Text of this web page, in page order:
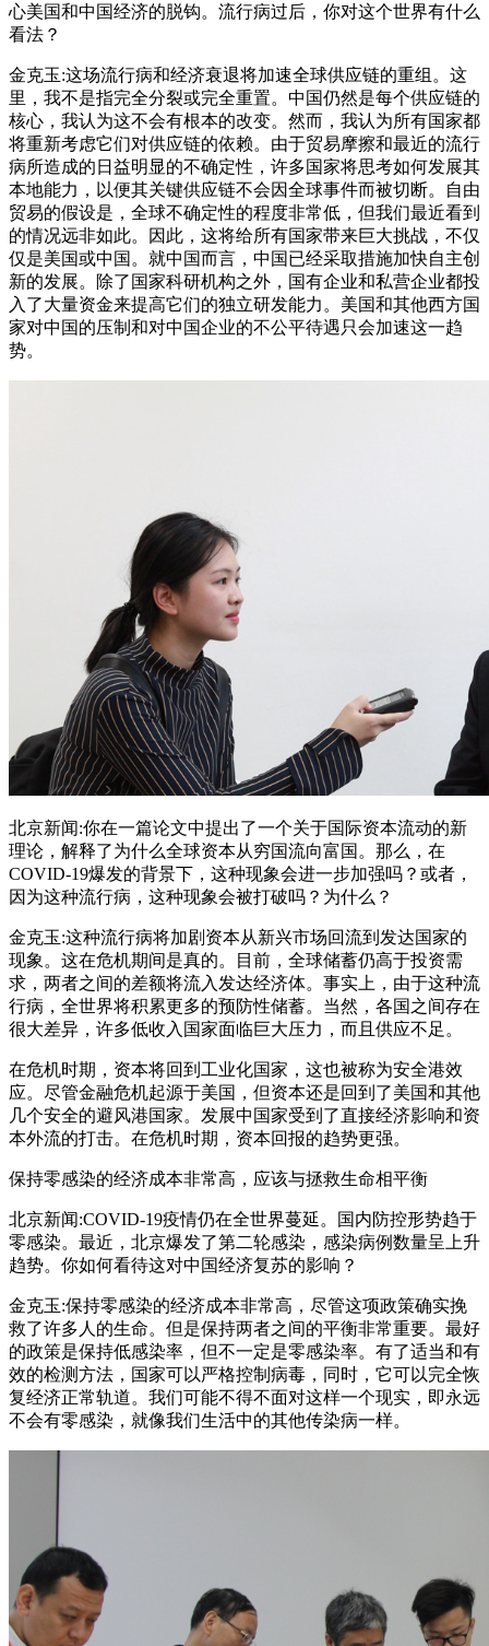
心美国和中国经济的脱钩。流行病过后，你对这个世界有什么
看法？
金克玉:这场流行病和经济衰退将加速全球供应链的重组。这
里，我不是指完全分裂或完全重置。中国仍然是每个供应链的
核心，我认为这不会有根本的改变。然而，我认为所有国家都
将重新考虑它们对供应链的依赖。由于贸易摩擦和最近的流行
病所造成的日益明显的不确定性，许多国家将思考如何发展其
本地能力，以便其关键供应链不会因全球事件而被切断。自由
贸易的假设是，全球不确定性的程度非常低，但我们最近看到
的情况远非如此。因此，这将给所有国家带来巨大挑战，不仅
仅是美国或中国。就中国而言，中国已经采取措施加快自主创
新的发展。除了国家科研机构之外，国有企业和私营企业都投
入了大量资金来提高它们的独立研发能力。美国和其他西方国
家对中国的压制和对中国企业的不公平待遇只会加速这一趋
势。
北京新闻:你在一篇论文中提出了一个关于国际资本流动的新
理论，解释了为什么全球资本从穷国流向富国。那么，在
COVID-19爆发的背景下，这种现象会进一步加强吗？或者，
因为这种流行病，这种现象会被打破吗？为什么？
金克玉:这种流行病将加剧资本从新兴市场回流到发达国家的
现象。这在危机期间是真的。目前，全球储蓄仍高于投资需
求，两者之间的差额将流入发达经济体。事实上，由于这种流
行病，全世界将积累更多的预防性储蓄。当然，各国之间存在
很大差异，许多低收入国家面临巨大压力，而且供应不足。
在危机时期，资本将回到工业化国家，这也被称为安全港效
应。尽管金融危机起源于美国，但资本还是回到了美国和其他
几个安全的避风港国家。发展中国家受到了直接经济影响和资
本外流的打击。在危机时期，资本回报的趋势更强。
保持零感染的经济成本非常高，应该与拯救生命相平衡
北京新闻:COVID-19疫情仍在全世界蔓延。国内防控形势趋于
零感染。最近，北京爆发了第二轮感染，感染病例数量呈上升
趋势。你如何看待这对中国经济复苏的影响？
金克玉:保持零感染的经济成本非常高，尽管这项政策确实挽
救了许多人的生命。但是保持两者之间的平衡非常重要。最好
的政策是保持低感染率，但不一定是零感染率。有了适当和有
效的检测方法，国家可以严格控制病毒，同时，它可以完全恢
复经济正常轨道。我们可能不得不面对这样一个现实，即永远
不会有零感染，就像我们生活中的其他传染病一样。